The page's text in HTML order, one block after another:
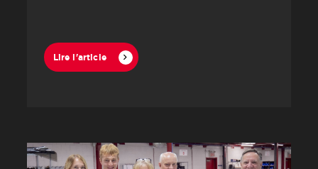
Lire l'article